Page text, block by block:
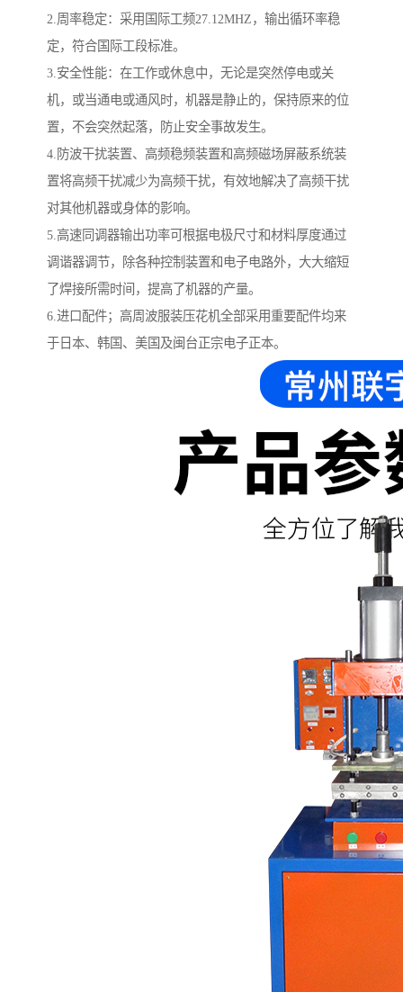
2.周率稳定：采用国际工频27.12MHZ，输出循环率稳
定，符合国际工段标准。
3.安全性能：在工作或休息中，无论是突然停电或关
机，或当通电或通风时，机器是静止的，保持原来的位
置，不会突然起落，防止安全事故发生。
4.防波干扰装置、高频稳频装置和高频磁场屏蔽系统装
置将高频干扰减少为高频干扰，有效地解决了高频干扰
对其他机器或身体的影响。
5.高速同调器输出功率可根据电极尺寸和材料厚度通过
调谐器调节，除各种控制装置和电子电路外，大大缩短
了焊接所需时间，提高了机器的产量。
6.进口配件；高周波服装压花机全部采用重要配件均来
于日本、韩国、美国及闽台正宗电子正本。